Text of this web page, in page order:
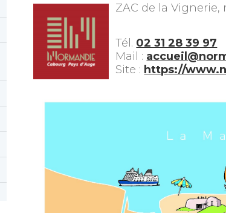
ZAC de la Vignerie,
Tél. 02 31 28 39 97
Mail :
Site : https://